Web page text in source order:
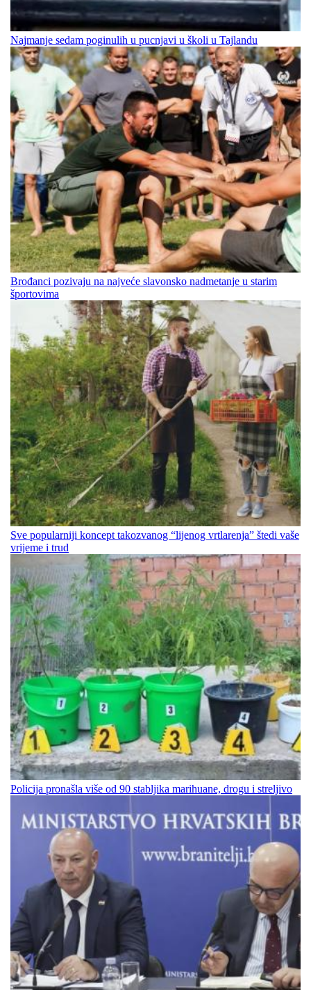
Najmanje sedam poginulih u pucnjavi u školi u Tajlandu
Brođanci pozivaju na najveće slavonsko nadmetanje u starim
športovima
Sve popularniji koncept takozvanog “lijenog vrtlarenja” štedi vaše
vrijeme i trud
Policija pronašla više od 90 stabljika marihuane, drogu i streljivo